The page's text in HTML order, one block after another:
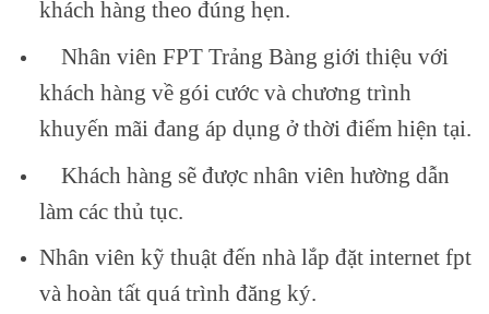
khách hàng theo đúng hẹn.
Nhân viên FPT Trảng Bàng giới thiệu với
khách hàng về gói cước và chương trình
khuyến mãi đang áp dụng ở thời điểm hiện tại.
Khách hàng sẽ được nhân viên hường dẫn
làm các thủ tục.
Nhân viên kỹ thuật đến nhà lắp đặt internet fpt
và hoàn tất quá trình đăng ký.